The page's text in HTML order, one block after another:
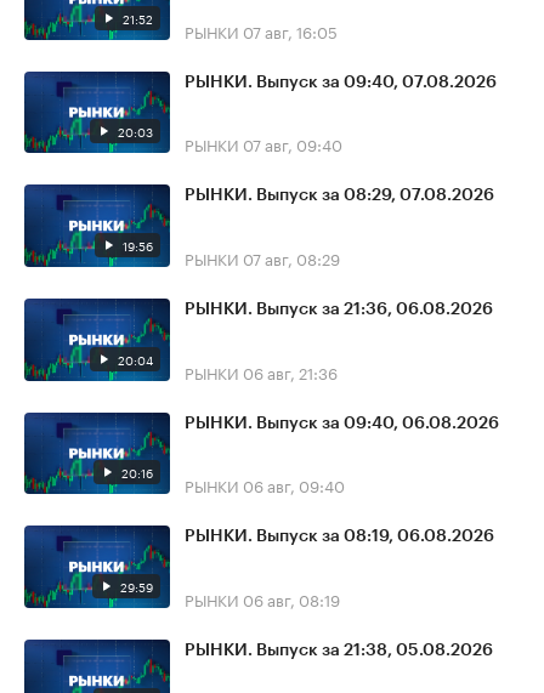
21:52 РЫНКИ 07 авг, 16:05
20:03
РЫНКИ. Выпуск за 09:40, 07.08.2026
РЫНКИ 07 авг, 09:40
19:56
РЫНКИ. Выпуск за 08:29, 07.08.2026
РЫНКИ 07 авг, 08:29
20:04
РЫНКИ. Выпуск за 21:36, 06.08.2026
РЫНКИ 06 авг, 21:36
20:16
РЫНКИ. Выпуск за 09:40, 06.08.2026
РЫНКИ 06 авг, 09:40
29:59
РЫНКИ. Выпуск за 08:19, 06.08.2026
РЫНКИ 06 авг, 08:19
РЫНКИ. Выпуск за 21:38, 05.08.2026